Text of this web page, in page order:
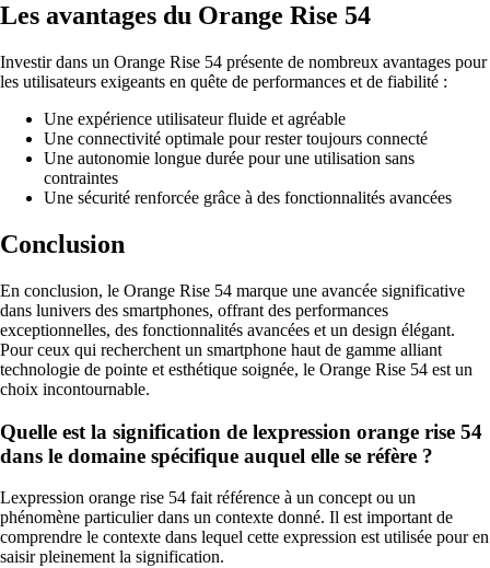
Les avantages du Orange Rise 54
Investir dans un Orange Rise 54 présente de nombreux avantages pour
les utilisateurs exigeants en quête de performances et de fiabilité :
Une expérience utilisateur fluide et agréable
Une connectivité optimale pour rester toujours connecté
Une autonomie longue durée pour une utilisation sans
contraintes
Une sécurité renforcée grâce à des fonctionnalités avancées
Conclusion
En conclusion, le Orange Rise 54 marque une avancée significative
dans lunivers des smartphones, offrant des performances
exceptionnelles, des fonctionnalités avancées et un design élégant.
Pour ceux qui recherchent un smartphone haut de gamme alliant
technologie de pointe et esthétique soignée, le Orange Rise 54 est un
choix incontournable.
Quelle est la signification de lexpression orange rise 54
dans le domaine spécifique auquel elle se réfère ?
Lexpression orange rise 54 fait référence à un concept ou un
phénomène particulier dans un contexte donné. Il est important de
comprendre le contexte dans lequel cette expression est utilisée pour en
saisir pleinement la signification.